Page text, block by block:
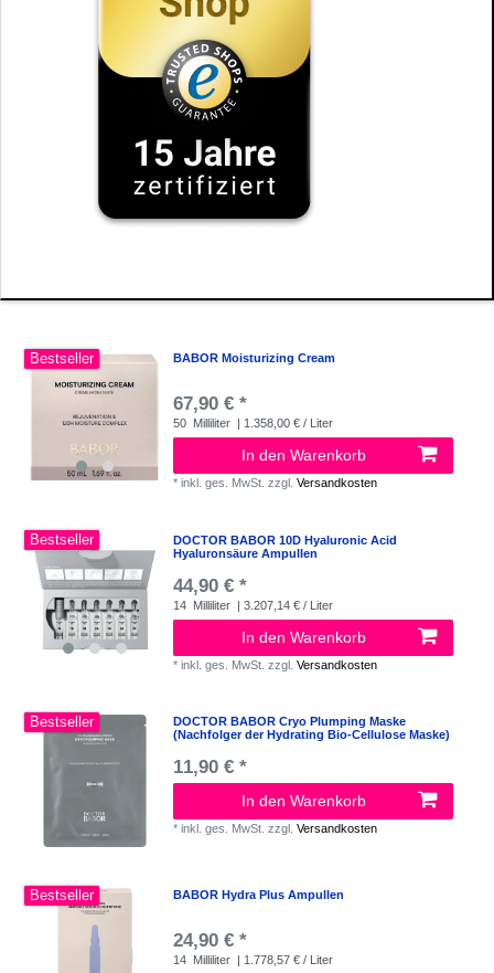
Bestseller BABOR Moisturizing Cream
67,90 € *
50 Milliliter | 1.358,00 € / Liter
In den Warenkorb
*inkl. ges. MwSt. zzgl.Versandkosten
Bestseller
DOCTOR BABOR 10D Hyaluronic Acid
Hyaluronsäure Ampullen
44,90 € *
14 Milliliter | 3.207,14 € / Liter
In den Warenkorb
*inkl. ges. MwSt. zzgl.Versandkosten
Bestseller
DOCTOR BABOR Cryo Plumping Maske
(Nachfolger der Hydrating Bio-Cellulose Maske)
11,90 € *
In den Warenkorb
*inkl. ges. MwSt. zzgl.Versandkosten
Bestseller BABOR Hydra Plus Ampullen
24,90 € *
14 Milliliter | 1.778,57 € / Liter